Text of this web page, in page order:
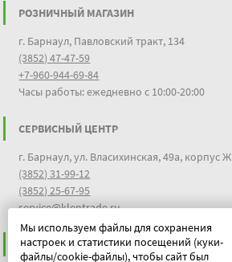
Мы используем файлы для сохранения
настроек и статистики посещений (куки-
файлы/cookie-файлы), чтобы сайт был
РОЗНИЧНЫЙ МАГАЗИН
г. Барнаул, Павловский тракт, 134
(3852) 47-47-59
+7-960-944-69-84
Часы работы: ежедневно с 10:00-20:00
СЕРВИСНЫЙ ЦЕНТР
г. Барнаул, ул. Власихинская, 49а, корпус Ж
(3852) 31-99-12
(3852) 25-67-95
service@klentrade.ru
ИНФОРМАЦИЯ